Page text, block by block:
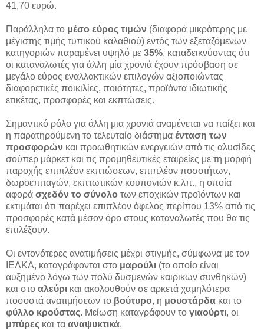
41,70 ευρώ.
Παράλληλα το μέσο εύρος τιμών (διαφορά μικρότερης με
μέγιστης τιμής τυπικού καλαθιού) εντός των εξεταζόμενων
κατηγοριών παραμένει υψηλό με 35%, καταδεικνύοντας ότι
οι καταναλωτές για άλλη μία χρονιά έχουν πρόσβαση σε
μεγάλο εύρος εναλλακτικών επιλογών αξιοποιώντας
διαφορετικές ποικιλίες, ποιότητες, προϊόντα ιδιωτικής
ετικέτας, προσφορές και εκπτώσεις.
Σημαντικό ρόλο για άλλη μια χρονιά αναμένεται να παίξει και
η παρατηρούμενη το τελευταίο διάστημα ένταση των
προσφορών και προωθητικών ενεργειών από τις αλυσίδες
σούπερ μάρκετ και τις προμηθευτικές εταιρείες με τη μορφή
παροχής επιπλέον εκπτώσεων, επιπλέον ποσοτήτων,
δωροεπιταγών, εκπτωτικών κουπονιών κ.λπ., η οποία
αφορά σχεδόν το σύνολο των εποχικών προϊόντων και
εκτιμάται ότι παρέχει επιπλέον όφελος περίπου 13% από τις
προσφορές κατά μέσον όρο στους καταναλωτές που θα τις
επιλέξουν.
Οι εντονότερες ανατιμήσεις μέχρι στιγμής, σύμφωνα με τον
ΙΕΛΚΑ, καταγράφονται στο μαρούλι (το οποίο είναι
αυξημένο λόγω των πολύ δυσμενών καιρικών συνθηκών)
και στο αλεύρι και ακολουθούν σε αρκετά χαμηλότερα
ποσοστά ανατιμήσεων το βούτυρο, η μουστάρδα και το
φύλλο κρούστας. Μείωση καταγράφουν το γιαούρτι, οι
μπύρες και τα αναψυκτικά.